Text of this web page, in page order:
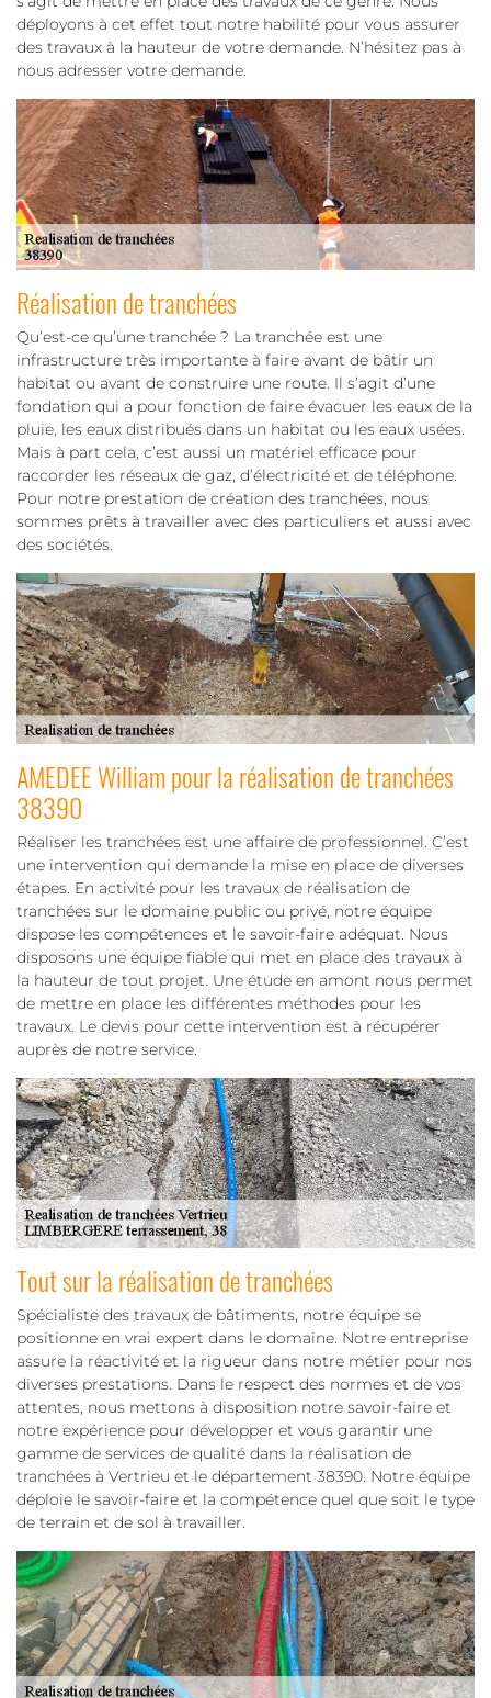
déployons à cet effet tout notre habilité pour vous assurer
des travaux à la hauteur de votre demande. N’hésitez pas à
nous adresser votre demande.
Réalisation de tranchées
Qu’est-ce qu’une tranchée ? La tranchée est une
infrastructure très importante à faire avant de bâtir un
habitat ou avant de construire une route. Il s’agit d’une
fondation qui a pour fonction de faire évacuer les eaux de la
pluie, les eaux distribués dans un habitat ou les eaux usées.
Mais à part cela, c’est aussi un matériel efficace pour
raccorder les réseaux de gaz, d’électricité et de téléphone.
Pour notre prestation de création des tranchées, nous
sommes prêts à travailler avec des particuliers et aussi avec
des sociétés.
AMEDEE William pour la réalisation de tranchées
38390
Réaliser les tranchées est une affaire de professionnel. C’est
une intervention qui demande la mise en place de diverses
étapes. En activité pour les travaux de réalisation de
tranchées sur le domaine public ou privé, notre équipe
dispose les compétences et le savoir-faire adéquat. Nous
disposons une équipe fiable qui met en place des travaux à
la hauteur de tout projet. Une étude en amont nous permet
de mettre en place les différentes méthodes pour les
travaux. Le devis pour cette intervention est à récupérer
auprès de notre service.
Tout sur la réalisation de tranchées
Spécialiste des travaux de bâtiments, notre équipe se
positionne en vrai expert dans le domaine. Notre entreprise
assure la réactivité et la rigueur dans notre métier pour nos
diverses prestations. Dans le respect des normes et de vos
attentes, nous mettons à disposition notre savoir-faire et
notre expérience pour développer et vous garantir une
gamme de services de qualité dans la réalisation de
tranchées à Vertrieu et le département 38390. Notre équipe
déploie le savoir-faire et la compétence quel que soit le type
de terrain et de sol à travailler.